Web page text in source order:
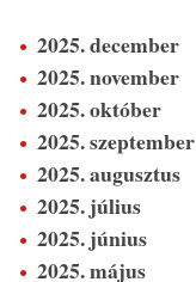
2025. december
2025. november
2025. október
2025. szeptember
2025. augusztus
2025. július
2025. június
2025. május